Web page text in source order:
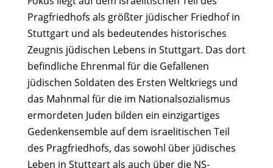
Pragfriedhofs als größter jüdischer Friedhof in
Stuttgart und als bedeutendes historisches
Zeugnis jüdischen Lebens in Stuttgart. Das dort
befindliche Ehrenmal für die Gefallenen
jüdischen Soldaten des Ersten Weltkriegs und
das Mahnmal für die im Nationalsozialismus
ermordeten Juden bilden ein einzigartiges
Gedenkensemble auf dem israelitischen Teil
des Pragfriedhofs, das sowohl über jüdisches
Leben in Stuttgart als auch über die NS-